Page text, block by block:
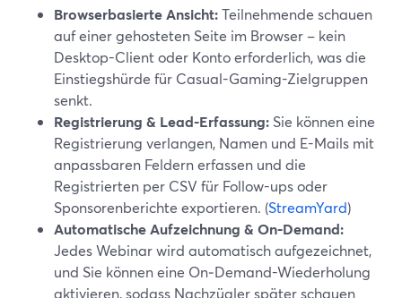
Browserbasierte Ansicht:Teilnehmende schauen
auf einer gehosteten Seite im Browser – kein
Desktop-Client oder Konto erforderlich, was die
Einstiegshürde für Casual-Gaming-Zielgruppen
senkt.
Registrierung & Lead-Erfassung: Sie können eine
Registrierung verlangen, Namen und E-Mails mit
anpassbaren Feldern erfassen und die
Registrierten per CSV für Follow-ups oder
Sponsorenberichte exportieren. (StreamYard)
Automatische Aufzeichnung & On‑Demand:
Jedes Webinar wird automatisch aufgezeichnet,
und Sie können eine On‑Demand-Wiederholung
aktivieren, sodass Nachzügler später schauen